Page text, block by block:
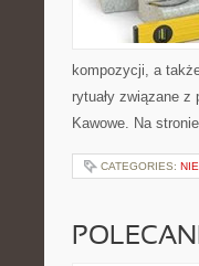
kompozycji, a
rytuały związane
Kawowe. Na
CATEGORIES: